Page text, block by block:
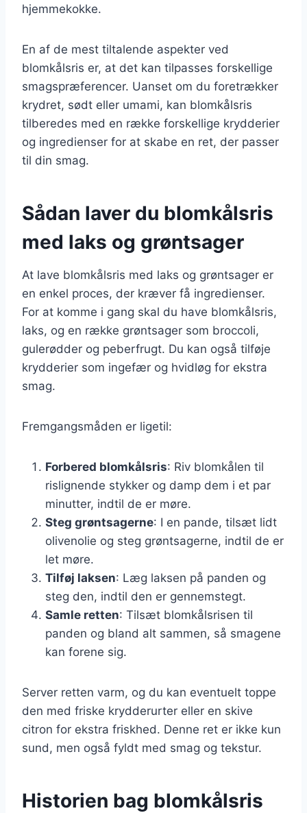
hjemmekokke.
En af de mest tiltalende aspekter ved
blomkålsris er, at det kan tilpasses forskellige
smagspræferencer. Uanset om du foretrækker
krydret, sødt eller umami, kan blomkålsris
tilberedes med en række forskellige krydderier
og ingredienser for at skabe en ret, der passer
til din smag.
Sådan laver du blomkålsris
med laks og grøntsager
At lave blomkålsris med laks og grøntsager er
en enkel proces, der kræver få ingredienser.
For at komme i gang skal du have blomkålsris,
laks, og en række grøntsager som broccoli,
gulerødder og peberfrugt. Du kan også tilføje
krydderier som ingefær og hvidløg for ekstra
smag.
Fremgangsmåden er ligetil:
Forbered blomkålsris: Riv blomkålen til
rislignende stykker og damp dem i et par
minutter, indtil de er møre.
Steg grøntsagerne: I en pande, tilsæt lidt
olivenolie og steg grøntsagerne, indtil de er
let møre.
Tilføj laksen: Læg laksen på panden og
steg den, indtil den er gennemstegt.
Samle retten: Tilsæt blomkålsrisen til
panden og bland alt sammen, så smagene
kan forene sig.
Server retten varm, og du kan eventuelt toppe
den med friske krydderurter eller en skive
citron for ekstra friskhed. Denne ret er ikke kun
sund, men også fyldt med smag og tekstur.
Historien bag blomkålsris